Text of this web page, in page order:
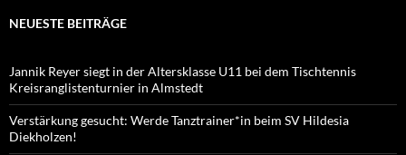
NEUESTE BEITRÄGE
Jannik Reyer siegt in der Altersklasse U11 bei dem Tischtennis
Kreisranglistenturnier in Almstedt
Verstärkung gesucht: Werde Tanztrainer*in beim SV Hildesia
Diekholzen!